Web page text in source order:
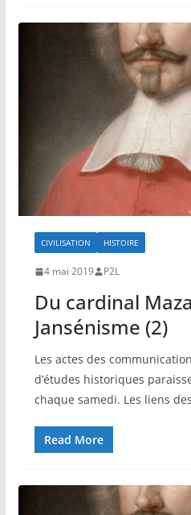
CIVILISATION HISTOIRE
4 mai 2019 P2L
Du cardinal
Jansénisme (2)
Les actes des
d’études historiques
chaque samedi. Les liens
Read More